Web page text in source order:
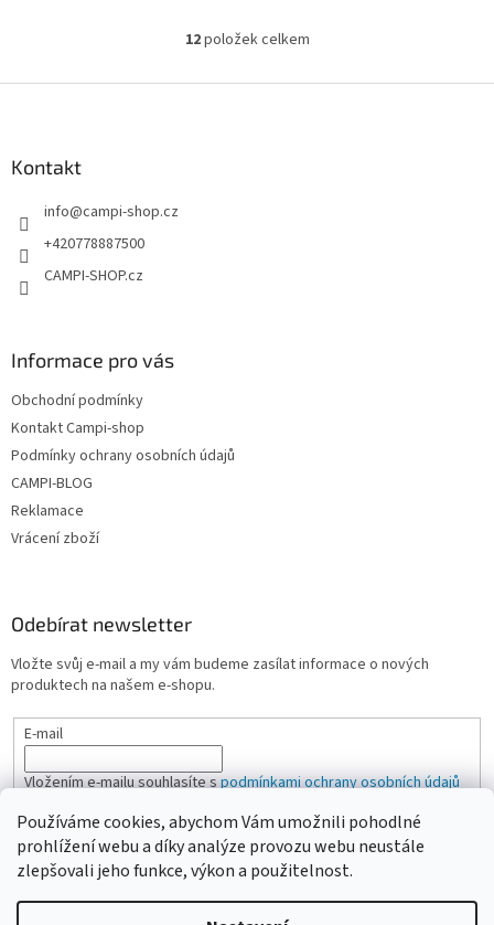
Používáme cookies, abychom Vám umožnili pohodlné
prohlížení webu a díky analýze provozu webu neustále
zlepšovali jeho funkce, výkon a použitelnost.
O
l
12položek celkem
Kontakt
info@campi-shop.cz
+420778887500
CAMPI-SHOP.cz
Informace pro vás
Obchodní podmínky
Kontakt Campi-shop
Podmínky ochrany osobních údajů
CAMPI-BLOG
Reklamace
Vrácení zboží
Odebírat newsletter
Vložte svůj e-mail a my vám budeme zasílat informace o nových
produktech na našem e-shopu.
E-mail
Vložením e-mailu souhlasíte spodmínkami ochrany osobních údajů
PŘIHLÁSIT SE